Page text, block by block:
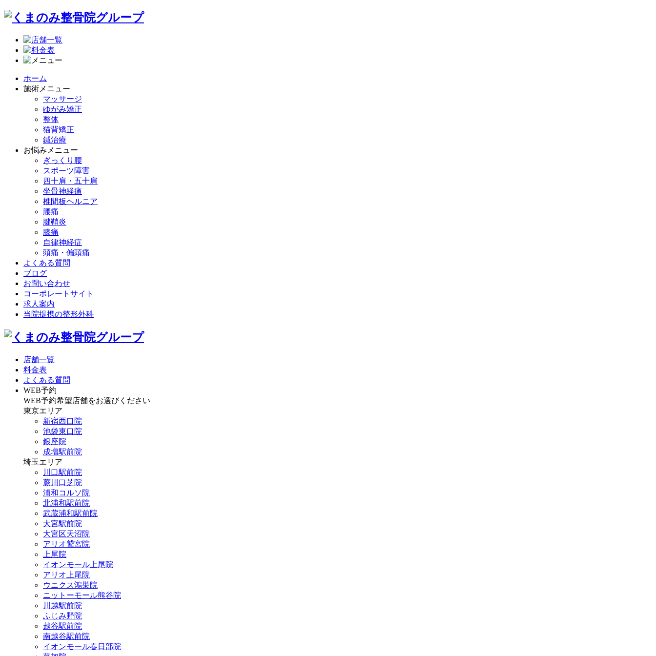
ホーム
施術メニュー
マッサージ
ゆがみ矯正
整体
猫背矯正
鍼治療
お悩みメニュー
ぎっくり腰
スポーツ障害
四十肩・五十肩
坐骨神経痛
椎間板ヘルニア
腰痛
腱鞘炎
膝痛
自律神経症
頭痛・偏頭痛
よくある質問
ブログ
お問い合わせ
コーポレートサイト
求人案内
当院提携の整形外科
店舗一覧
料金表
よくある質問
WEB予約
WEB予約希望店舗をお選びください
東京エリア
新宿西口院
池袋東口院
銀座院
成増駅前院
埼玉エリア
川口駅前院
蕨川口芝院
浦和コルソ院
北浦和駅前院
武蔵浦和駅前院
大宮駅前院
大宮区天沼院
アリオ鷲宮院
上尾院
イオンモール上尾院
アリオ上尾院
ウニクス鴻巣院
ニットーモール熊谷院
川越駅前院
ふじみ野院
越谷駅前院
南越谷駅前院
イオンモール春日部院